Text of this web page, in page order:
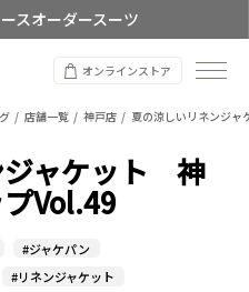
スオーダースーツ
業のお知らせ
オンラインストア
店舗一覧 神戸店 夏の涼しいリネンジ
ジャケット 神
Vol.49
#ジャケパン
#リネンジャケット